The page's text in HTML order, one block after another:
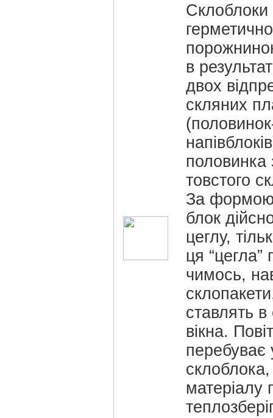
Склоблоки
в
двох
скляних
половинка
товстого
За
блок
цеглу,
ця “цегла”
чимось,
ставлять в
вікна.
перебуває
матеріалу